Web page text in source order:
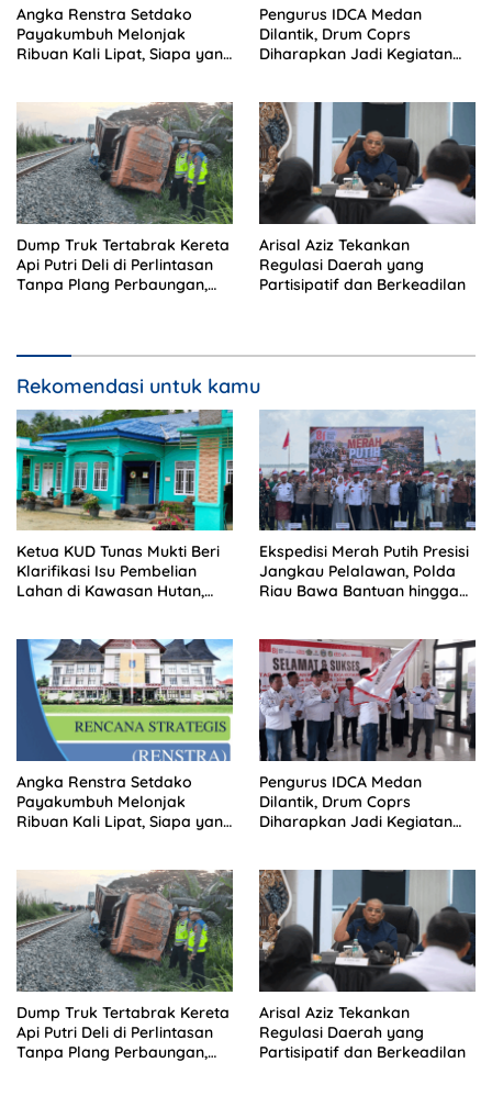
Angka Renstra Setdako
Payakumbuh Melonjak
Ribuan Kali Lipat, Siapa yang
Pengurus IDCA Medan
Dilantik, Drum Coprs
Diharapkan Jadi Kegiatan
Dump Truk Tertabrak Kereta
Api Putri Deli di Perlintasan
Tanpa Plang Perbaungan,
Arisal Aziz Tekankan
Regulasi Daerah yang
Partisipatif dan Berkeadilan
Rekomendasi untuk kamu
Ketua KUD Tunas Mukti Beri
Klarifikasi Isu Pembelian
Lahan di Kawasan Hutan,
Ekspedisi Merah Putih Presisi
Jangkau Pelalawan, Polda
Riau Bawa Bantuan hingga
Angka Renstra Setdako
Payakumbuh Melonjak
Ribuan Kali Lipat, Siapa yang
Pengurus IDCA Medan
Dilantik, Drum Coprs
Diharapkan Jadi Kegiatan
Dump Truk Tertabrak Kereta
Api Putri Deli di Perlintasan
Tanpa Plang Perbaungan,
Arisal Aziz Tekankan
Regulasi Daerah yang
Partisipatif dan Berkeadilan